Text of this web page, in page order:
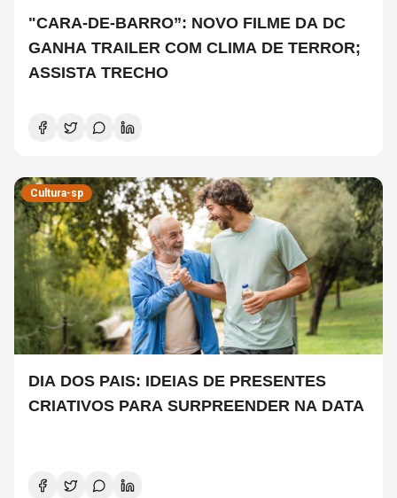
"CARA-DE-BARRO”: NOVO FILME DA DC
GANHA TRAILER COM CLIMA DE TERROR;
ASSISTA TRECHO
Cultura-sp
DIA DOS PAIS: IDEIAS DE PRESENTES
CRIATIVOS PARA SURPREENDER NA DATA